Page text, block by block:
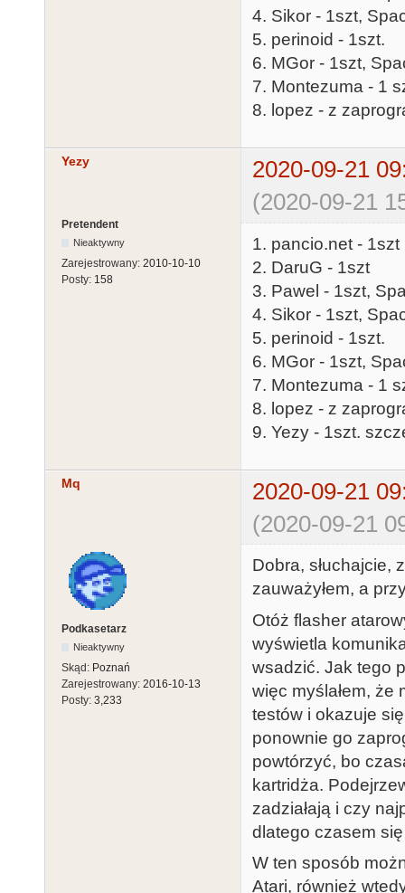
4. Sikor - 1szt,
5. perinoid - 1szt.
6. MGor - 1szt,
7. Montezuma - 1
8. lopez - z
Yezy
2020-09-21
(2020-09-21
Pretendent
Nieaktywny
Zarejestrowany: 2010-10-10
Posty: 158
1. pancio.net - 1szt
2. DaruG - 1szt
3. Pawel - 1szt,
4. Sikor - 1szt,
5. perinoid - 1szt.
6. MGor - 1szt,
7. Montezuma - 1
8. lopez - z
9. Yezy - 1szt.
Mq
2020-09-21
(2020-09-21
Podkasetarz
Nieaktywny
Skąd: Poznań
Zarejestrowany: 2016-10-13
Posty: 3,233
Dobra, słuchajcie,
zauważyłem, a
Otóż flasher
wyświetla
wsadzić. Jak tego
więc myślałem, że
testów i okazuje
ponownie go
powtórzyć, bo
kartridża.
zadziałają i czy
dlatego czasem
W ten sposób
Atari, również